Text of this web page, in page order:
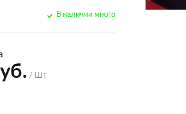
В наличии много
/ Шт